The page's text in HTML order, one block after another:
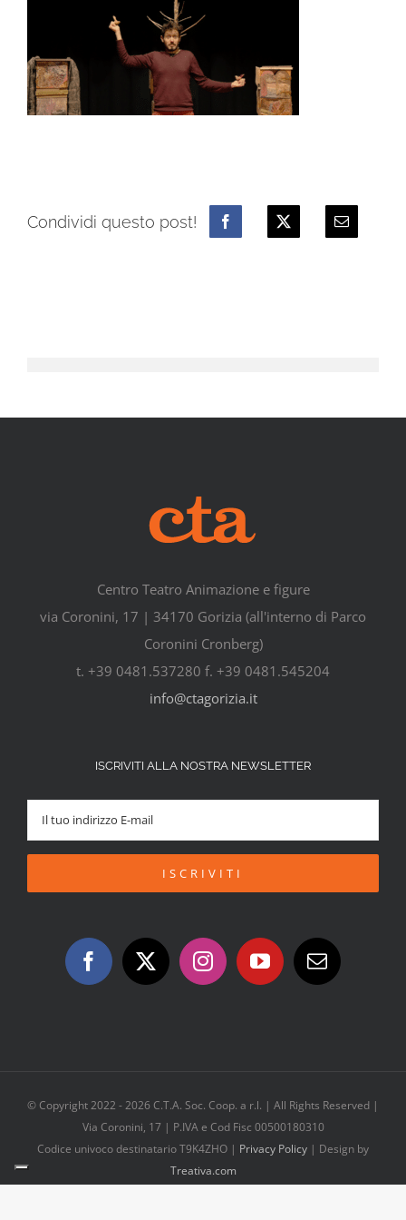
Condividi questo post!
Centro Teatro Animazione e figure
via Coronini, 17 | 34170 Gorizia (all'interno di Parco
Coronini Cronberg)
t. +39 0481.537280 f. +39 0481.545204
info@ctagorizia.it
ISCRIVITI ALLA NOSTRA NEWSLETTER
© Copyright 2022 -2026 C.T.A. Soc. Coop. a r.l. | All Rights Reserved |
Via Coronini, 17 | P.IVA e Cod Fisc 00500180310
Codice univoco destinatario T9K4ZHO | Privacy Policy | Design by
Treativa.com